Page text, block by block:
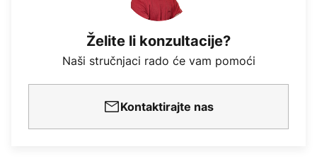
Želite li konzultacije?
Naši stručnjaci rado će vam pomoći
Kontaktirajte nas